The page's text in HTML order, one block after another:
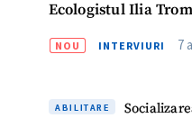
Ecologistul Ilia
NOU INTERVIURI 7
ABILITARE